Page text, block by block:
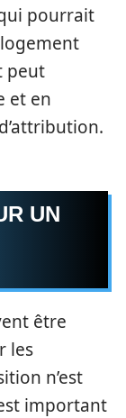
pourrait
peut
et en
UN
être
les
n’est
important